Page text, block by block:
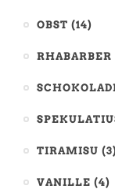
OBST (14)
RHABARBER
TIRAMISU
VANILLE (4)